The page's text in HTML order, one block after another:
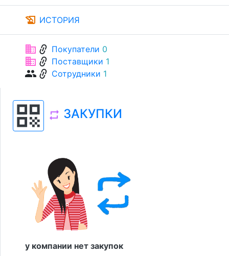
history_edu ИСТОРИЯ
businesslink Покупатели 0
businesslink Поставщики 1
grouplink Сотрудники 1
qr_code repeat ЗАКУПКИ
у компании нет закупок